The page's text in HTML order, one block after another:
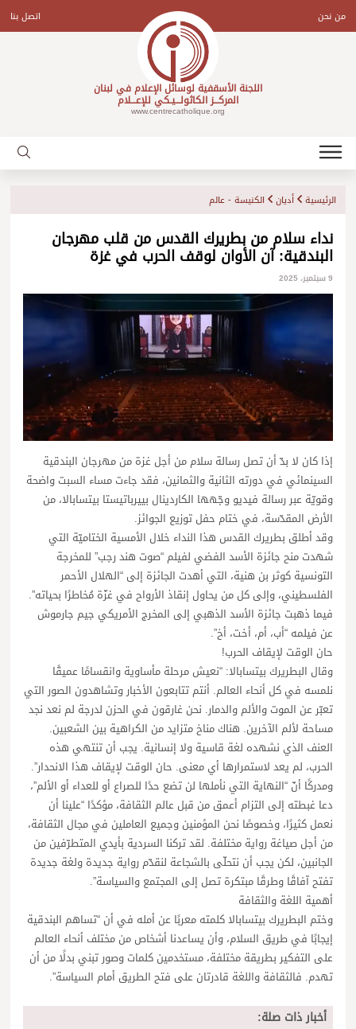
contentمن نحن اتصل بنا
اللجنة الأسقفية لوسائل الإعلام في لبنان
المركـــز الكاثولـــيـكي للإعـــلام
www.centrecatholique.org
الرئيسية أديان الكنيسة - عالم
نداء سلام من بطريرك القدس من قلب مهرجان
البندقية: آن الأوان لوقف الحرب في غزة
9 سبتمبر، 2025
إذا كان لا بدّ أن تصل رسالة سلام من أجل غزة من مهرجان البندقية
السينمائي في دورته الثانية والثمانين، فقد جاءت مساء السبت واضحة
وقويّة عبر رسالة فيديو وجّهها الكاردينال بييرباتيستا بيتسابالا، من
الأرض المقدّسة، في ختام حفل توزيع الجوائز.
وقد أطلق بطريرك القدس هذا النداء خلال الأمسية الختاميّة التي
شهدت منح جائزة الأسد الفضي لفيلم “صوت هند رجب” للمخرجة
التونسية كوثر بن هنية، التي أهدت الجائزة إلى “الهلال الأحمر
الفلسطيني، وإلى كل من يحاول إنقاذ الأرواح في غزّة مُخاطرًا بحياته”.
فيما ذهبت جائزة الأسد الذهبي إلى المخرج الأمريكي جيم جارموش
عن فيلمه “أب، أم، أخت، أخ”.
حان الوقت لإيقاف الحرب!
وقال البطريرك بيتسابالا: “نعيش مرحلة مأساوية وانقسامًا عميقًا
نلمسه في كل أنحاء العالم. أنتم تتابعون الأخبار وتشاهدون الصور التي
تعبّر عن الموت والألم والدمار. نحن غارقون في الحزن لدرجة لم نعد نجد
مساحة لألم الآخرين. هناك مناخ متزايد من الكراهية بين الشعبين.
العنف الذي نشهده لغة قاسية ولا إنسانية. يجب أن تنتهي هذه
الحرب، لم يعد لاستمرارها أي معنى. حان الوقت لإيقاف هذا الانحدار”.
ومدركًا أنّ “النهاية التي نأملها لن تضع حدًا للصراع أو للعداء أو الألم”،
دعا غبطته إلى التزام أعمق من قبل عالم الثقافة، مؤكدًا “علينا أن
نعمل كثيرًا، وخصوصًا نحن المؤمنين وجميع العاملين في مجال الثقافة،
من أجل صياغة رواية مختلفة. لقد تركنا السردية بأيدي المتطرّفين من
الجانبين، لكن يجب أن نتحلّى بالشجاعة لنقدّم رواية جديدة ولغة جديدة
تفتح آفاقًا وطرقًا مبتكرة تصل إلى المجتمع والسياسة”.
أهمية اللغة والثقافة
وختم البطريرك بيتسابالا كلمته معربًا عن أمله في أن “تساهم البندقية
إيجابًا في طريق السلام، وأن يساعدنا أشخاص من مختلف أنحاء العالم
على التفكير بطريقة مختلفة، مستخدمين كلمات وصور تبني بدلًا من أن
تهدم. فالثقافة واللغة قادرتان على فتح الطريق أمام السياسة”.
أخبار ذات صلة: